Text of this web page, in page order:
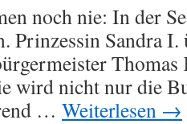
noch nie: In der
Prinzessin Sandra I.
Thomas
wird nicht nur die
… Weiterlesen →